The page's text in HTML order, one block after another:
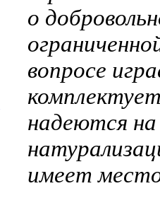
о
вопросе
надеются
имеет